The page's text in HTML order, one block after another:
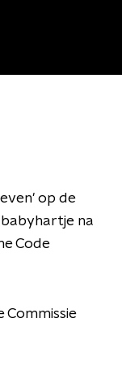
op de
na
Code